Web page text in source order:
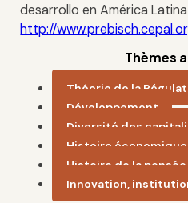
desarrollo en América
http://
Thèmes
Théorie de la
Développement
Diversité des
Histoire économique
Histoire de la pensée
Innovation,